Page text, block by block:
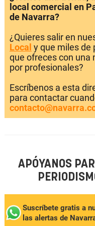
local comercial en
de Navarra?
¿Quieres salir en
Local y que miles de
que ofreces con una
por profesionales?
Escríbenos a esta
para contactar
APÓYANOS
Suscríbete gratis a
las alertas de